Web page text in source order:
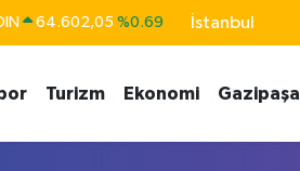
64.602,05 %0.69
55,0250 %0.02
64,2398 %0.2
İstanbul
Turizm Ekonomi Gazipaşa